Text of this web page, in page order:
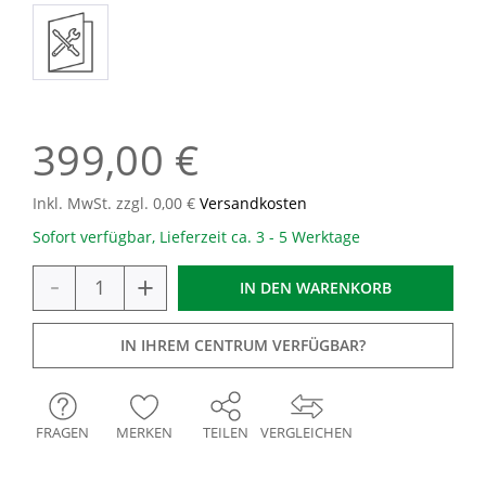
399,00 €
Inkl. MwSt. zzgl. 0,00 € Versandkosten
Sofort verfügbar, Lieferzeit ca. 3 - 5 Werktage
- + IN DEN WARENKORB
IN IHREM CENTRUM VERFÜGBAR?
VERGLEICHEN
FRAGEN MERKEN TEILEN